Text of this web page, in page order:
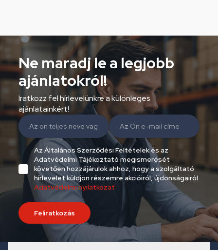
Ne maradj le a legjobb
ajánlatokról!
Iratkozz fel hírlevelünkre a különleges
ajánlatainkért!
Az Általános Szerződési Feltételek és az
Adatvédelmi Tájékoztató megismerését
követően hozzájárulok ahhoz, hogy a szolgáltató
hírlevelet küldjön részemre akcióiról, újdonságairól
Adatvédelmi nyilatkozat
Feliratkozás